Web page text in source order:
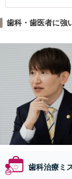
歯科・歯医者に強
歯科治療ミ